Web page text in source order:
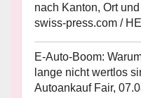
nach Kanton, Ort
swiss-press.com /
E-Auto-Boom:
lange nicht wertlos
Autoankauf Fair,